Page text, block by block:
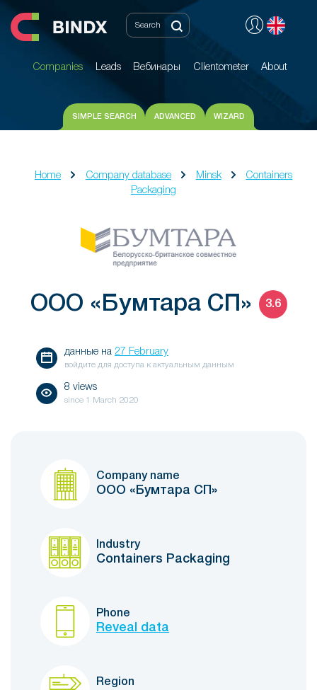
Companies Leads Вебинары Clientometer About
Companies Leads Вебинары Clientometer About
SIMPLE SEARCH ADVANCED WIZARD
Home Company database Minsk
Containers
Packaging
ООО «Бумтара СП» 3.6
данные на 27 February
войдите для доступа к актуальным данным
8 views
since 1 March 2020
Company name
ООО «Бумтара СП»
Industry
Containers Packaging
Phone
Reveal data
Region